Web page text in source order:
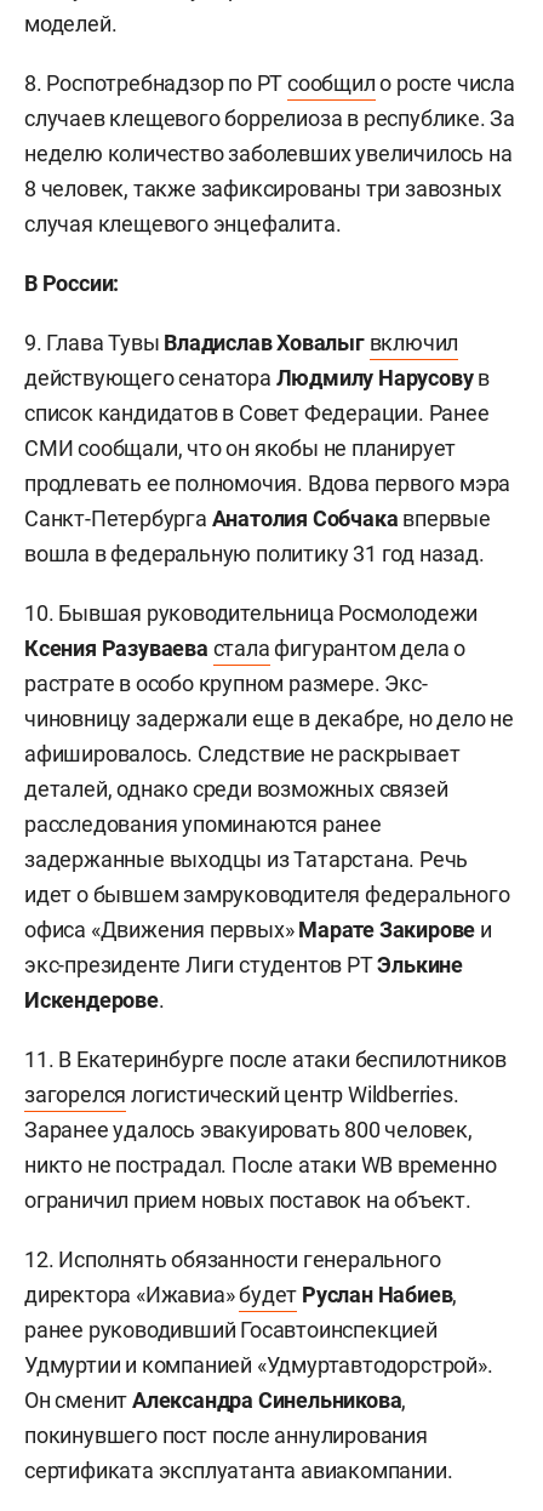
моделей.
8. Роспотребнадзор по РТсообщило росте числа
случаев клещевого боррелиоза в республике. За
неделю количество заболевших увеличилось на
8 человек, также зафиксированы три завозных
случая клещевого энцефалита.
В России:
9. Глава Тувы Владислав Ховалыг включил
действующего сенатора Людмилу Нарусовув
список кандидатов в Совет Федерации. Ранее
СМИ сообщали, что он якобы не планирует
продлевать ее полномочия. Вдова первого мэра
Санкт-Петербурга Анатолия Собчака впервые
вошла в федеральную политику 31 год назад.
10. Бывшая руководительница Росмолодежи
Ксения Разуваева стала фигурантом дела о
растрате в особо крупном размере. Экс-
чиновницу задержали еще в декабре, но дело не
афишировалось. Следствие не раскрывает
деталей, однако среди возможных связей
расследования упоминаются ранее
задержанные выходцы из Татарстана. Речь
идет о бывшем замруководителя федерального
офиса «Движения первых»Марате Закирове и
экс-президенте Лиги студентов РТЭлькине
Искендерове.
11. В Екатеринбурге после атаки беспилотников
загорелся логистический центр Wildberries.
Заранее удалось эвакуировать 800 человек,
никто не пострадал. После атаки WB временно
ограничил прием новых поставок на объект.
12. Исполнять обязанности генерального
директора «Ижавиа»будет Руслан Набиев,
ранее руководивший Госавтоинспекцией
Удмуртии и компанией «Удмуртавтодорстрой».
Он сменитАлександра Синельникова,
покинувшего пост после аннулирования
сертификата эксплуатанта авиакомпании.